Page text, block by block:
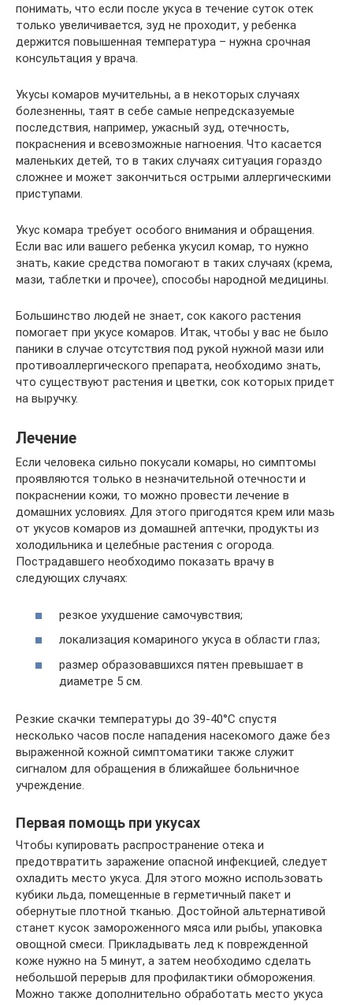
понимать, что если после укуса в течение суток отек
только увеличивается, зуд не проходит, у ребенка
держится повышенная температура – нужна срочная
консультация у врача.
Укусы комаров мучительны, а в некоторых случаях
болезненны, таят в себе самые непредсказуемые
последствия, например, ужасный зуд, отечность,
покраснения и всевозможные нагноения. Что касается
маленьких детей, то в таких случаях ситуация гораздо
сложнее и может закончиться острыми аллергическими
приступами.
Укус комара требует особого внимания и обращения.
Если вас или вашего ребенка укусил комар, то нужно
знать, какие средства помогают в таких случаях (крема,
мази, таблетки и прочее), способы народной медицины.
Большинство людей не знает, сок какого растения
помогает при укусе комаров. Итак, чтобы у вас не было
паники в случае отсутствия под рукой нужной мази или
противоаллергического препарата, необходимо знать,
что существуют растения и цветки, сок которых придет
на выручку.
Лечение
Если человека сильно покусали комары, но симптомы
проявляются только в незначительной отечности и
покраснении кожи, то можно провести лечение в
домашних условиях. Для этого пригодятся крем или мазь
от укусов комаров из домашней аптечки, продукты из
холодильника и целебные растения с огорода.
Пострадавшего необходимо показать врачу в
следующих случаях:
резкое ухудшение самочувствия;
локализация комариного укуса в области глаз;
размер образовавшихся пятен превышает в
диаметре 5 см.
Резкие скачки температуры до 39-40°C спустя
несколько часов после нападения насекомого даже без
выраженной кожной симптоматики также служит
сигналом для обращения в ближайшее больничное
учреждение.
Первая помощь при укусах
Чтобы купировать распространение отека и
предотвратить заражение опасной инфекцией, следует
охладить место укуса. Для этого можно использовать
кубики льда, помещенные в герметичный пакет и
обернутые плотной тканью. Достойной альтернативой
станет кусок замороженного мяса или рыбы, упаковка
овощной смеси. Прикладывать лед к поврежденной
коже нужно на 5 минут, а затем необходимо сделать
небольшой перерыв для профилактики обморожения.
Можно также дополнительно обработать место укуса